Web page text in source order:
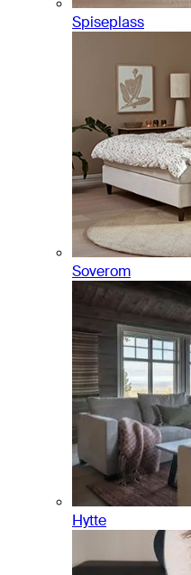
Spiseplass
Soverom
Hytte